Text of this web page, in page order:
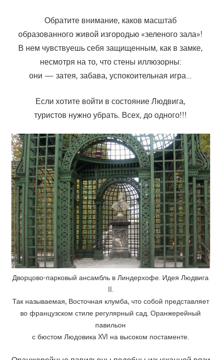
Обратите внимание, каков масштаб
образованного живой изгородью «зеленого зала»!
В нем чувствуешь себя защищенным, как в замке,
несмотря на то, что стены иллюзорны:
они — затея, забава, успокоительная игра…
Если хотите войти в состояние Людвига,
туристов нужно убрать. Всех, до одного!!!
Дворцово-парковый ансамбль в Линдерхофе. Идея Людвига
II.
Так называемая, Восточная клумба, что собой представляет
во французском стиле регулярный сад. Оранжерейный
павильон
с бюстом Людовика XVI на высоком постаменте.